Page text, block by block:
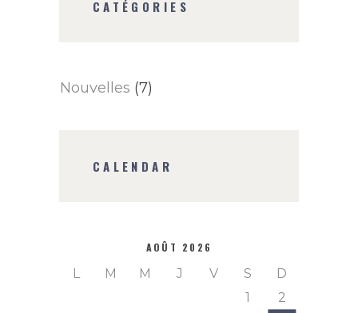
CATÉGORIES
Nouvelles (7)
CALENDAR
AOÛT 2026
L M M J V S
D
1
2